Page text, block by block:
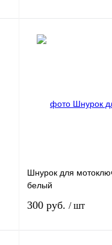
Шнурок для
белый
300 руб. / шт